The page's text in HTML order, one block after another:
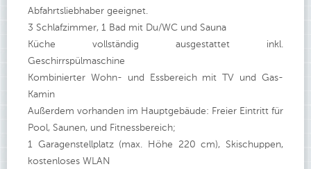
Abfahrtsliebhaber geeignet.
3 Schlafzimmer, 1 Bad mit Du/WC und Sauna
Küche vollständig ausgestattet inkl.
Geschirrspülmaschine
Kombinierter Wohn- und Essbereich mit TV und Gas-
Kamin
Außerdem vorhanden im Hauptgebäude: Freier Eintritt für
Pool, Saunen, und Fitnessbereich;
1 Garagenstellplatz (max. Höhe 220 cm), Skischuppen,
kostenloses WLAN